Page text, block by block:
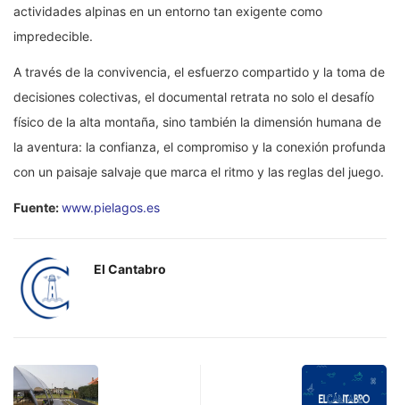
actividades alpinas en un entorno tan exigente como
impredecible.
A través de la convivencia, el esfuerzo compartido y la toma de
decisiones colectivas, el documental retrata no solo el desafío
físico de la alta montaña, sino también la dimensión humana de
la aventura: la confianza, el compromiso y la conexión profunda
con un paisaje salvaje que marca el ritmo y las reglas del juego.
Fuente:www.pielagos.es
El Cantabro